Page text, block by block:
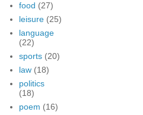
food (27)
leisure (25)
language
(22)
sports (20)
law (18)
politics
(18)
poem (16)